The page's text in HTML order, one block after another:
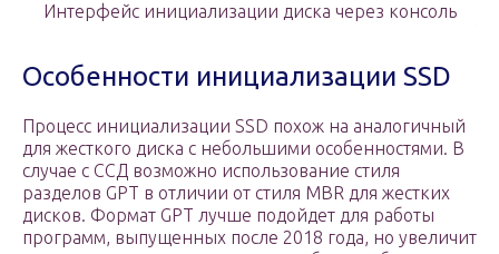
Интерфейс инициализации диска через консоль
Особенности инициализации SSD
Процесс инициализации SSD похож на аналогичный
для жесткого диска с небольшими особенностями. В
случае с ССД возможно использование стиля
разделов GPT в отличии от стиля MBR для жестких
дисков. Формат GPT лучше подойдет для работы
программ, выпущенных после 2018 года, но увеличит